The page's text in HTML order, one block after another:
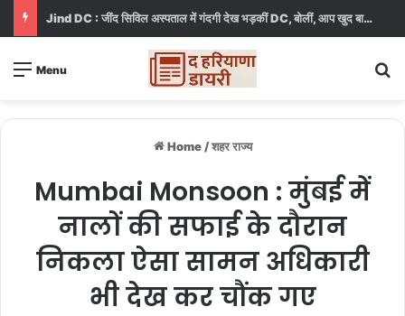
Jind DC : जींद सिविल अस्पताल में गंदगी देख भड़कीं DC, बोलीं, आप खुद बाथरूम में खड़े होकर दिखाओ
Menu
Home / शहर राज्य
Mumbai Monsoon : मुंबई में
नालों की सफाई के दौरान
निकला ऐसा सामन अधिकारी
भी देख कर चौंक गए